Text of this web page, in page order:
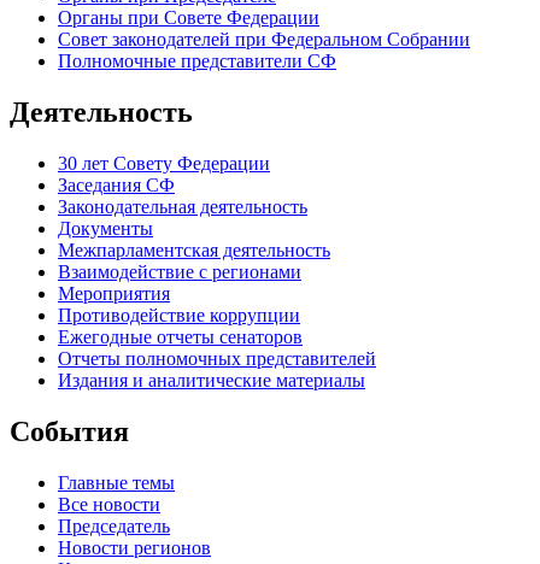
Органы при Совете Федерации
Совет законодателей при Федеральном Собрании
Полномочные представители СФ
Деятельность
30 лет Совету Федерации
Заседания СФ
Законодательная деятельность
Документы
Межпарламентская деятельность
Взаимодействие с регионами
Мероприятия
Противодействие коррупции
Ежегодные отчеты сенаторов
Отчеты полномочных представителей
Издания и аналитические материалы
События
Главные темы
Все новости
Председатель
Новости регионов